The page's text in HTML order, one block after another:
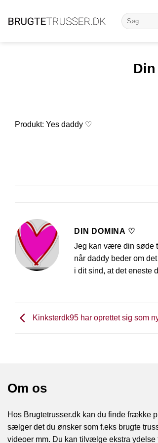
Søg
efter:
Produkt: Yes daddy ♡
DIN DOMINA ♡
Jeg kan være din søde
når daddy beder om
i dit sind, at det eneste
Kinksterdk95 har oprettet sig som
Om os
Hos Brugtetrusser.dk kan du finde frække
sælger det du ønsker som f.eks brugte
videoer mm. Du kan tilvælge ekstra ydelse